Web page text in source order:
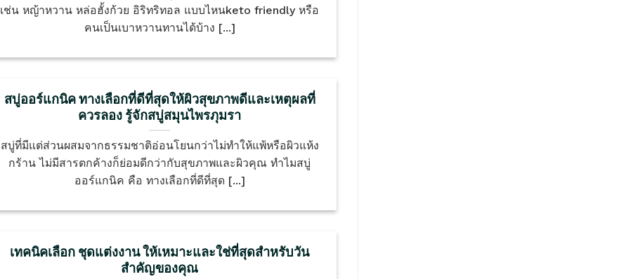
เช่น หญ้าหวาน หล่อฮั้งก้วย อิริทริทอล แบบไหนketo friendly หรือ
คนเป็นเบาหวานทานได้บ้าง [...]
สบู่ออร์แกนิค ทางเลือกที่ดีที่สุดให้ผิวสุขภาพดีและเหตุผลที่
ควรลอง รู้จักสบู่สมุนไพรภุมรา
สบู่ที่มีแต่ส่วนผสมจากธรรมชาติอ่อนโยนกว่าไม่ทำให้แพ้หรือผิวแห้ง
กร้าน ไม่มีสารตกค้างก็ย่อมดีกว่ากับสุขภาพและผิวคุณ ทำไมสบู่
ออร์แกนิค คือ ทางเลือกที่ดีที่สุด [...]
เทคนิคเลือก ชุดแต่งงาน ให้เหมาะและใช่ที่สุดสำหรับวัน
สำคัญของคุณ